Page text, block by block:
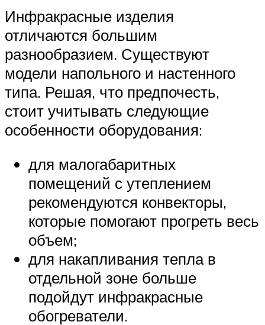
Инфракрасные изделия
отличаются большим
разнообразием. Существуют
модели напольного и настенного
типа. Решая, что предпочесть,
стоит учитывать следующие
особенности оборудования:
для малогабаритных
помещений с утеплением
рекомендуются конвекторы,
которые помогают прогреть весь
объем;
для накапливания тепла в
отдельной зоне больше
подойдут инфракрасные
обогреватели.